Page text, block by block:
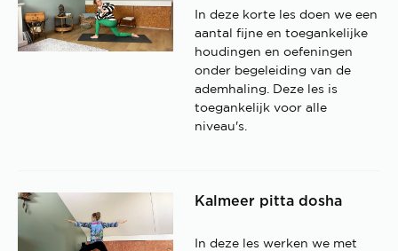
In deze korte les doen we een
aantal fijne en toegankelijke
houdingen en oefeningen
onder begeleiding van de
ademhaling. Deze les is
toegankelijk voor alle
niveau's.
Kalmeer pitta dosha
In deze les werken we met